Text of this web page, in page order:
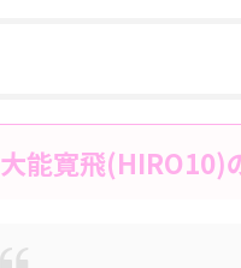
大能寛飛(HIRO10)